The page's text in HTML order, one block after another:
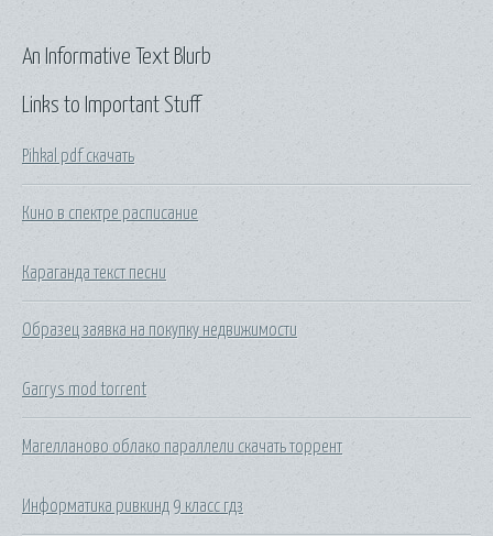
Links to Important Stuff
Pihkal pdf скачать
Кино в спектре расписание
Караганда текст песни
Образец заявка на покупку недвижимости
Garrys mod torrent
Магелланово облако параллели скачать торрент
Информатика ривкинд 9 класс гдз
An Informative Text Blurb